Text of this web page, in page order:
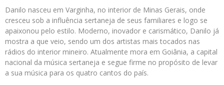
Danilo nasceu em Varginha, no interior de Minas Gerais, onde
cresceu sob a influência sertaneja de seus familiares e logo se
apaixonou pelo estilo. Moderno, inovador e carismático, Danilo já
mostra a que veio, sendo um dos artistas mais tocados nas
rádios do interior mineiro. Atualmente mora em Goiânia, a capital
nacional da música sertaneja e segue firme no propósito de levar
a sua música para os quatro cantos do país.